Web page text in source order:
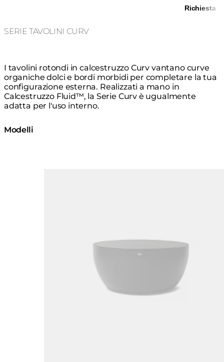
Richiesta
SERIE TAVOLINI CURV
I tavolini rotondi in calcestruzzo Curv vantano curve
organiche dolci e bordi morbidi per completare la tua
configurazione esterna. Realizzati a mano in
Calcestruzzo Fluid™, la Serie Curv è ugualmente
adatta per l'uso interno.
Modelli